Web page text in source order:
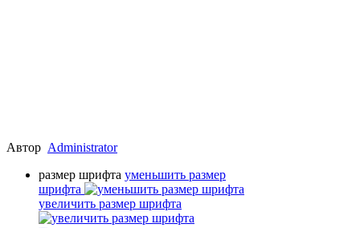
Автор Administrator
размер шрифта уменьшить размер
шрифта
увеличить размер шрифта